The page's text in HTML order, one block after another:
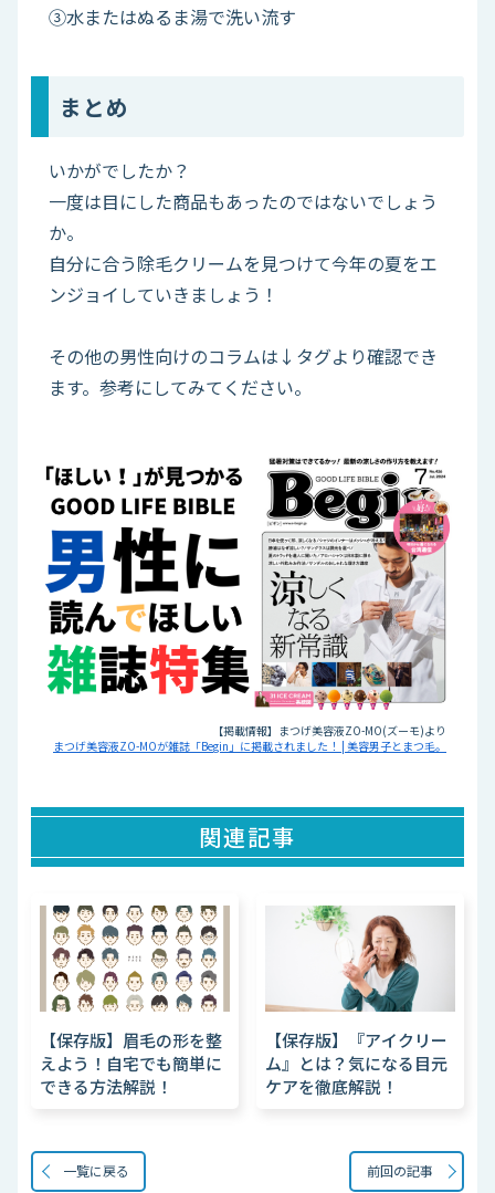
③水またはぬるま湯で洗い流す
まとめ
いかがでしたか？
一度は目にした商品もあったのではないでしょう
か。
自分に合う除毛クリームを見つけて今年の夏をエ
ンジョイしていきましょう！
その他の男性向けのコラムは↓タグより確認でき
ます。参考にしてみてください。
【掲載情報】まつげ美容液ZO-MO(ズーモ)より
まつげ美容液ZO-MOが雑誌「Begin」に掲載されました！ | 美容男子とまつ毛。
関連記事
【保存版】眉毛の形を整
えよう！自宅でも簡単に
できる方法解説！
【保存版】『アイクリー
ム』とは？気になる目元
ケアを徹底解説！
一覧に戻る 前回の記事